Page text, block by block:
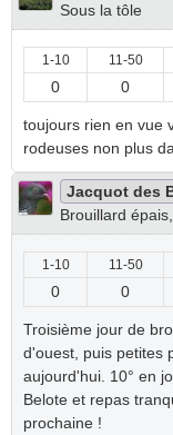
Sous la tôle
1-10 11-50
0 0
toujours rien en vue
rodeuses non plus
Jacquot des
Brouillard
1-10 11-50
0 0
Troisième jour de
d'ouest, puis petites
aujourd'hui. 10° en
Belote et repas
prochaine !